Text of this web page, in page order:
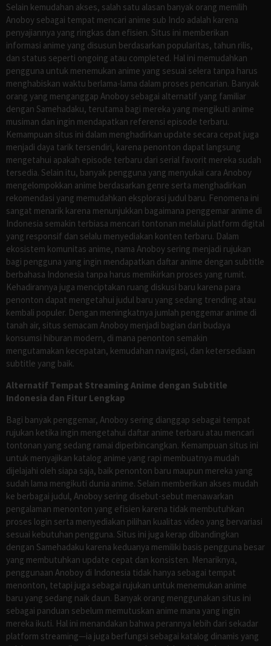
Selain kemudahan akses, salah satu alasan banyak orang memilih
Anoboy sebagai tempat mencari anime sub Indo adalah karena
penyajiannya yang ringkas dan efisien. Situs ini memberikan
informasi anime yang disusun berdasarkan popularitas, tahun rilis,
dan status seperti ongoing atau completed. Hal ini memudahkan
pengguna untuk menemukan anime yang sesuai selera tanpa harus
menghabiskan waktu berlama-lama dalam proses pencarian. Banyak
orang yang menganggap Anoboy sebagai alternatif yang familiar
dengan Samehadaku, terutama bagi mereka yang mengikuti anime
musiman dan ingin mendapatkan referensi episode terbaru.
Kemampuan situs ini dalam menghadirkan update secara cepat juga
menjadi daya tarik tersendiri, karena penonton dapat langsung
mengetahui apakah episode terbaru dari serial favorit mereka sudah
tersedia. Selain itu, banyak pengguna yang menyukai cara Anoboy
mengelompokkan anime berdasarkan genre serta menghadirkan
rekomendasi yang memudahkan eksplorasi judul baru. Fenomena ini
sangat menarik karena menunjukkan bagaimana penggemar anime di
Indonesia semakin terbiasa mencari tontonan melalui platform digital
yang responsif dan selalu menyediakan konten terbaru. Dalam
ekosistem komunitas anime, nama Anoboy sering menjadi rujukan
bagi pengguna yang ingin mendapatkan daftar anime dengan subtitle
berbahasa Indonesia tanpa harus memikirkan proses yang rumit.
Kehadirannya juga menciptakan ruang diskusi baru karena para
penonton dapat mengetahui judul baru yang sedang trending atau
kembali populer. Dengan meningkatnya jumlah penggemar anime di
tanah air, situs semacam Anoboy menjadi bagian dari budaya
konsumsi hiburan modern, di mana penonton semakin
mengutamakan kecepatan, kemudahan navigasi, dan ketersediaan
subtitle yang baik.
Alternatif Tempat Streaming Anime dengan Subtitle
Indonesia dan Fitur Lengkap
Bagi banyak penggemar, Anoboy sering dianggap sebagai tempat
rujukan ketika ingin mengetahui daftar anime terbaru atau mencari
tontonan yang sedang ramai diperbincangkan. Kemampuan situs ini
untuk menyajikan katalog anime yang rapi membuatnya mudah
dijelajahi oleh siapa saja, baik penonton baru maupun mereka yang
sudah lama mengikuti dunia anime. Selain memberikan akses mudah
ke berbagai judul, Anoboy sering disebut-sebut menawarkan
pengalaman menonton yang efisien karena tidak membutuhkan
proses login serta menyediakan pilihan kualitas video yang bervariasi
sesuai kebutuhan pengguna. Situs ini juga kerap dibandingkan
dengan Samehadaku karena keduanya memiliki basis pengguna besar
yang membutuhkan update cepat dan konsisten. Menariknya,
penggunaan Anoboy di Indonesia tidak hanya sebagai tempat
menonton, tetapi juga sebagai rujukan untuk menemukan anime
baru yang sedang naik daun. Banyak orang menggunakan situs ini
sebagai panduan sebelum memutuskan anime mana yang ingin
mereka ikuti. Hal ini menandakan bahwa perannya lebih dari sekadar
platform streaming—ia juga berfungsi sebagai katalog dinamis yang